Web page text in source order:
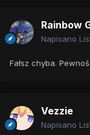
Rainbow
Napisano
Fałsz chyba.
Vezzie
Napisano